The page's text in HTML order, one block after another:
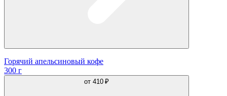
Горячий апельсиновый кофе
300 г
от 410 ₽